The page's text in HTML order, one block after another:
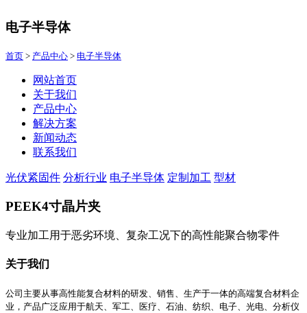
电子半导体
首页 > 产品中心 > 电子半导体
网站首页
关于我们
产品中心
解决方案
新闻动态
联系我们
光伏紧固件 分析行业 电子半导体 定制加工 型材
PEEK4寸晶片夹
专业加工用于恶劣环境、复杂工况下的高性能聚合物零件
关于我们
公司主要从事高性能复合材料的研发、销售、生产于一体的高端复合材料企
业，产品广泛应用于航天、军工、医疗、石油、纺织、电子、光电、分析仪